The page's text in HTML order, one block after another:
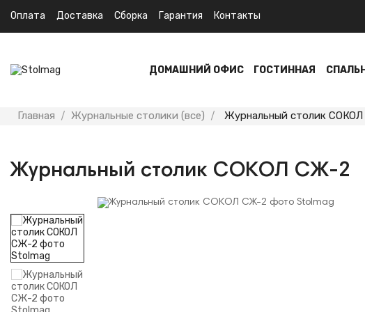
Оплата Доставка Сборка Гарантия Контакты
ДОМАШНИЙ ОФИС ГОСТИННАЯ
Главная Журнальные столики (все) Журнальный столик
Журнальный столик СОКОЛ СЖ-2